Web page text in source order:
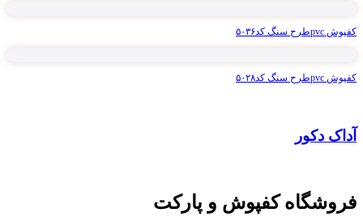
کفپوش pvcطرح سنگ کد۵۰۳۶
کفپوش pvcطرح سنگ کد۵۰۲۸
آداک دکور
فروشگاه کفپوش و پارکت